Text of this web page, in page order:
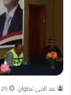
عبد الحى عطوان 25 يونيو، 2026